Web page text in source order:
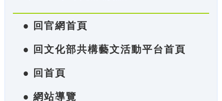
● 回官網首頁
● 回文化部共構藝文活動平台首頁
● 回首頁
● 網站導覽